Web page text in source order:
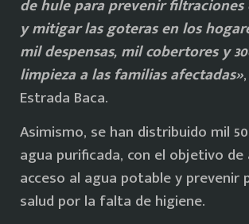
de hule para prevenir filtraciones
y mitigar las goteras en los
mil despensas, mil cobertores y
limpieza a las familias afectadas»
Estrada Baca.
Asimismo, se han distribuido mil
agua purificada, con el objetivo
acceso al agua potable y prevenir
salud por la falta de higiene.